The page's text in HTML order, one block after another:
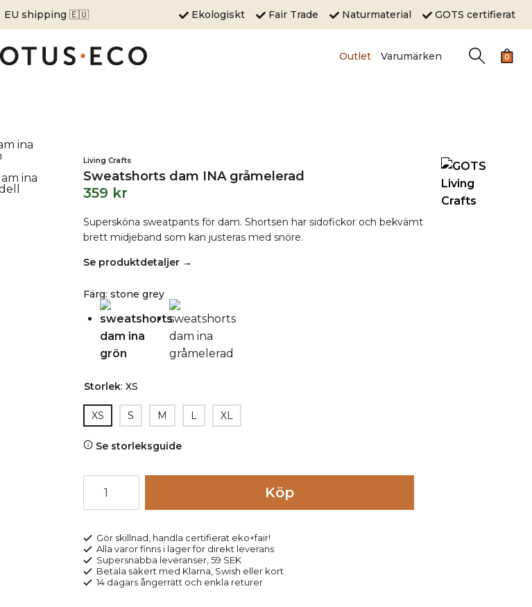
EU shipping 🇪🇺 Ekologiskt Fair Trade Naturmaterial GOTS certifierat
Outlet Varumärken 0
Living Crafts
Sweatshorts dam INA gråmelerad
359 kr
Supersköna sweatpants för dam. Shortsen har sidofickor och bekvämt
brett midjeband som kan justeras med snöre.
Se produktdetaljer →
Färg: stone grey
Storlek: XS
XS S M L XL
Se storleksguide
dam
gråmelerad
mängd
Köp
Gör skillnad, handla certifierat eko+fair!
Alla varor finns i lager för direkt leverans
Supersnabba leveranser, 59 SEK
Betala säkert med Klarna, Swish eller kort
14 dagars ångerrätt och enkla returer